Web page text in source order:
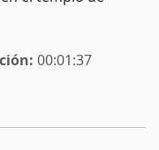
00:01:37